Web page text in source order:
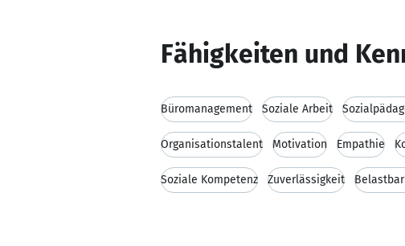
Fähigkeiten und
Büromanagement Soziale Arbeit
Organisationstalent Motivation Empathie
Soziale Kompetenz Zuverlässigkeit